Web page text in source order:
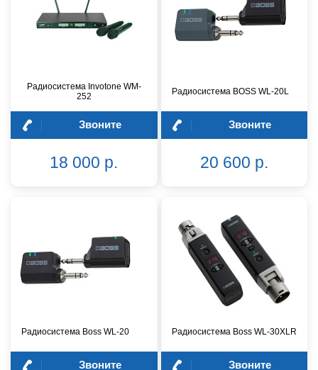
Радиосистема Invotone WM-
252
Звоните
18 000 р.
Радиосистема BOSS WL-20L
Звоните
20 600 р.
Радиосистема Boss WL-20
Звоните
Радиосистема Boss WL-30XLR
Звоните